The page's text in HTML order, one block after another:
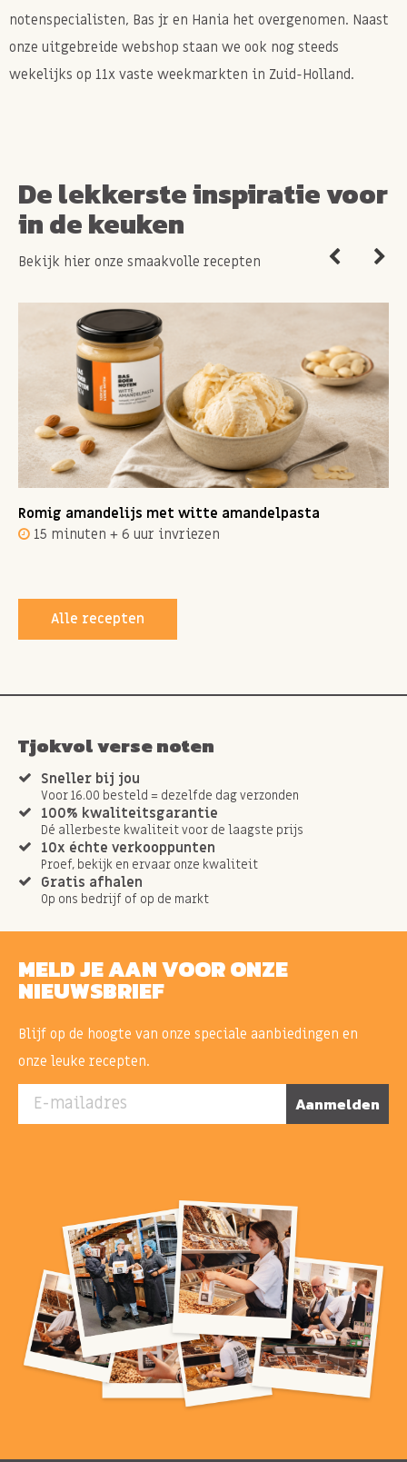
notenspecialisten, Bas jr en Hania het overgenomen. Naast
onze uitgebreide webshop staan we ook nog steeds
wekelijks op 11x vaste weekmarkten in Zuid-Holland.
De lekkerste inspiratie voor
in de keuken
Bekijk hier onze smaakvolle recepten
Romig amandelijs met witte amandelpasta
15 minuten + 6 uur invriezen
Alle recepten
Tjokvol verse noten
Sneller bij jou
Voor 16.00 besteld = dezelfde dag verzonden
100% kwaliteitsgarantie
Dé allerbeste kwaliteit voor de laagste prijs
10x échte verkooppunten
Proef, bekijk en ervaar onze kwaliteit
Gratis afhalen
Op ons bedrijf of op de markt
MELD JE AAN VOOR ONZE
NIEUWSBRIEF
Blijf op de hoogte van onze speciale aanbiedingen en
onze leuke recepten.
E-mailadres Aanmelden